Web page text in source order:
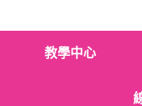
教學中心